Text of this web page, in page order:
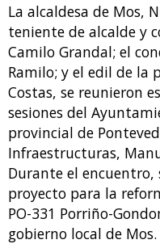
La alcaldesa de Mos,
teniente de alcalde y
Camilo Grandal; el
Ramilo; y el edil de la
Costas, se reunieron
sesiones del
provincial de
Infraestructuras,
Durante el
proyecto para la
PO-331 Porriño-
gobierno local de Mos.